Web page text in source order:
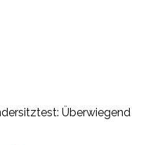
Überwiegend